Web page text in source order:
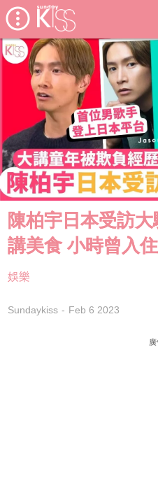
陳柏宇日本受訪
講美食 小時曾入
娛樂
Sundaykiss Feb 6 2023